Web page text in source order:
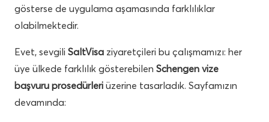
gösterse de uygulama aşamasında farklılıklar
olabilmektedir.
Evet, sevgili SaltVisa ziyaretçileri bu çalışmamızı: her
üye ülkede farklılık gösterebilen Schengen vize
başvuru prosedürleri üzerine tasarladık. Sayfamızın
devamında: